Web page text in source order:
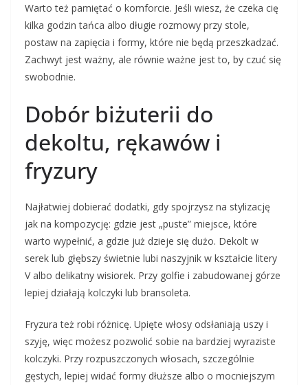
Warto też pamiętać o komforcie. Jeśli wiesz, że czeka cię
kilka godzin tańca albo długie rozmowy przy stole,
postaw na zapięcia i formy, które nie będą przeszkadzać.
Zachwyt jest ważny, ale równie ważne jest to, by czuć się
swobodnie.
Dobór biżuterii do
dekoltu, rękawów i
fryzury
Najłatwiej dobierać dodatki, gdy spojrzysz na stylizację
jak na kompozycję: gdzie jest „puste” miejsce, które
warto wypełnić, a gdzie już dzieje się dużo. Dekolt w
serek lub głębszy świetnie lubi naszyjnik w kształcie litery
V albo delikatny wisiorek. Przy golfie i zabudowanej górze
lepiej działają kolczyki lub bransoleta.
Fryzura też robi różnicę. Upięte włosy odsłaniają uszy i
szyję, więc możesz pozwolić sobie na bardziej wyraziste
kolczyki. Przy rozpuszczonych włosach, szczególnie
gęstych, lepiej widać formy dłuższe albo o mocniejszym